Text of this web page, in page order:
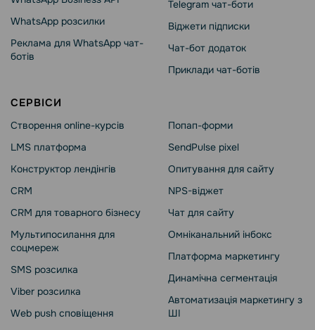
WhatsApp розсилки
Реклама для WhatsApp чат-
ботів
Telegram чат-боти
Віджети підписки
Чат-бот додаток
Приклади чат-ботів
СЕРВІСИ
Створення online-курсів
LMS платформа
Конструктор лендінгів
CRM
CRM для товарного бізнесу
Мультипосилання для
соцмереж
SMS розсилка
Viber розсилка
Web push сповіщення
Попап-форми
SendPulse pixel
Опитування для сайту
NPS-віджет
Чат для сайту
Омніканальний інбокс
Платформа маркетингу
Динамічна сегментація
Автоматизація маркетингу з
ШІ